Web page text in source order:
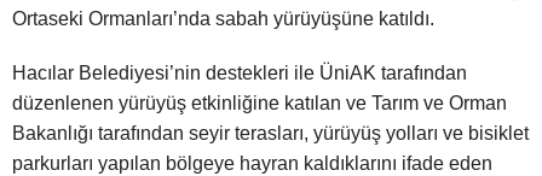
Ortaseki Ormanları’nda sabah yürüyüşüne katıldı.
Hacılar Belediyesi’nin destekleri ile ÜniAK tarafından
düzenlenen yürüyüş etkinliğine katılan ve Tarım ve Orman
Bakanlığı tarafından seyir terasları, yürüyüş yolları ve bisiklet
parkurları yapılan bölgeye hayran kaldıklarını ifade eden